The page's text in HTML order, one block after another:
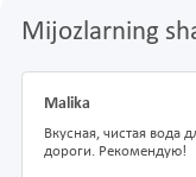
Mijozlarning
Malika
Вкусная, чистая вода
дороги. Рекомендую!